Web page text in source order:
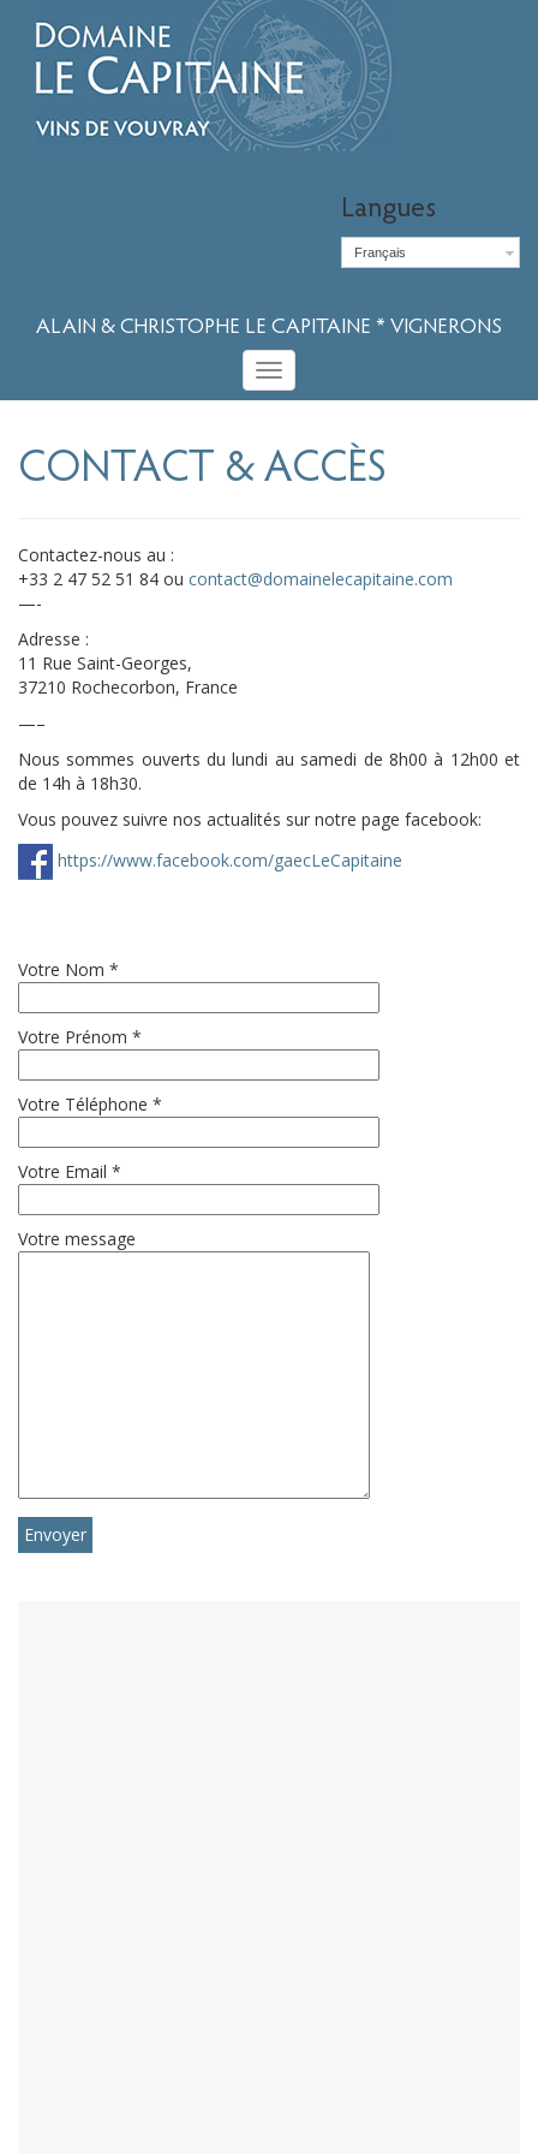
Langues
Français
ALAIN & CHRISTOPHE LE CAPITAINE * VIGNERONS
Toggle
navigation
CONTACT & ACCÈS
Contactez-nous au :
+33 2 47 52 51 84 ou contact@domainelecapitaine.com
—-
Adresse :
11 Rue Saint-Georges,
37210 Rochecorbon, France
—–
Nous sommes ouverts du lundi au samedi de 8h00 à 12h00 et
de 14h à 18h30.
Vous pouvez suivre nos actualités sur notre page facebook:
https://www.facebook.com/gaecLeCapitaine
Votre Nom *
Votre Prénom *
Votre Téléphone *
Votre Email *
Votre message